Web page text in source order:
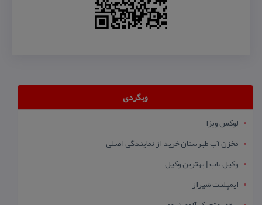
وبگردی
لوکس ویزا
مخزن آب طبرستان خرید از نمایندگی اصلی
وکیل یاب | بهترین وکیل
ایمپلنت شیراز